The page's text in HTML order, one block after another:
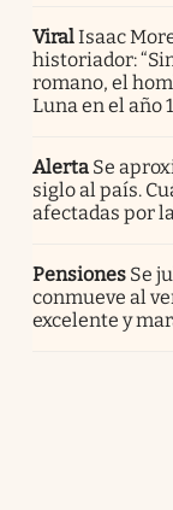
ViralIsaac
historiador:
romano, el
Luna en el año
Alerta Se
siglo al país.
afectadas por
Pensiones Se
conmueve al
excelente y